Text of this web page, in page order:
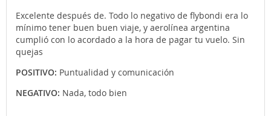
Excelente después de. Todo lo negativo de flybondi era lo
mínimo tener buen buen viaje, y aerolínea argentina
cumplió con lo acordado a la hora de pagar tu vuelo. Sin
quejas
POSITIVO: Puntualidad y comunicación
NEGATIVO: Nada, todo bien